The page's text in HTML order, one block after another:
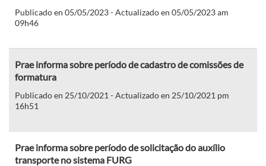
Publicado en 05/05/2023 - Actualizado en 05/05/2023 am
09h46
Prae informa sobre período de cadastro de comissões de
formatura
Publicado en 25/10/2021 - Actualizado en 25/10/2021 pm
16h51
Prae informa sobre período de solicitação do auxílio
transporte no sistema FURG